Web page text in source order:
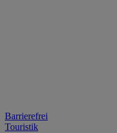
Barrierefrei
Touristik